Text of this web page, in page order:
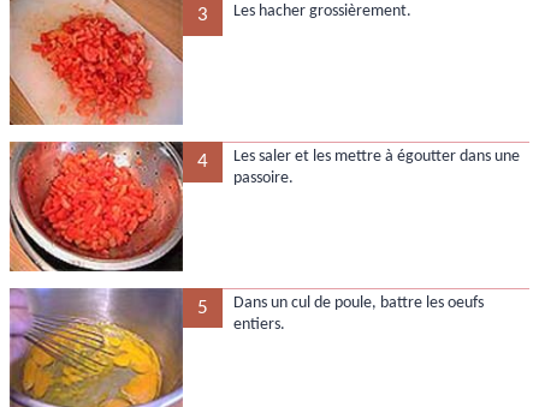
3 Les hacher grossièrement.
4
Les saler et les mettre à égoutter dans une
passoire.
5
Dans un cul de poule, battre les oeufs
entiers.